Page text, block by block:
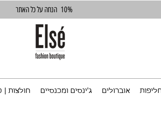
10% הנחה על כל האתר
אוברולים ג'ינסים ומכנסיים חולצות |